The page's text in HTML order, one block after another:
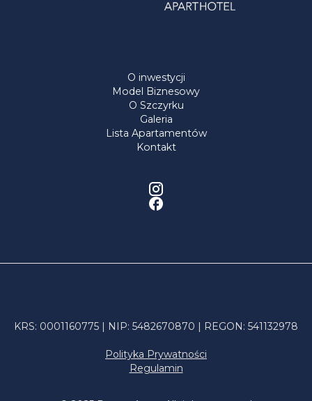
O inwestycji
Model Biznesowy
O Szczyrku
Galeria
Lista Apartamentów
Kontakt
KRS: 0001160775 | NIP: 5482670870 | REGON: 541132978
Polityka Prywatności
Regulamin